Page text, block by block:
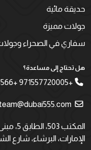
حديقة مائية
جولات مميزة
سفاري في الصحراء
هل تحتاج إلى مساعدة؟
+971557720005 +971555598566 +971555774009
المكتب
الإمارات، البرشاء، شارع